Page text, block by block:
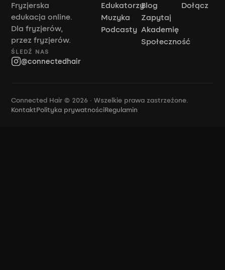
Fryzjerska
edukacja online.
Dla fryzjerów,
przez fryzjerów.
ŚLEDŹ NAS
@connectedhair
Edukatorzy
Muzyka
Podcasty
Blog
Zapytaj
Akademię
Społeczność
Dołącz
Connected Hair © 2026 · Wszelkie prawa zastrzeżone.
KontaktPolityka prywatnościRegulamin